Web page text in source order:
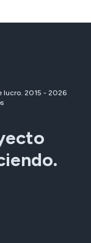
lucro. 2015 - 2026